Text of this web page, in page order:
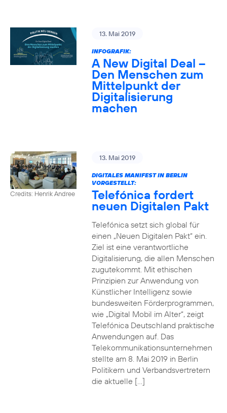
13. Mai 2019
INFOGRAFIK:
A New Digital Deal –
Den Menschen zum
Mittelpunkt der
Digitalisierung
machen
Credits: Henrik Andree
13. Mai 2019
DIGITALES MANIFEST IN BERLIN
VORGESTELLT:
Telefónica fordert
neuen Digitalen Pakt
Telefónica setzt sich global für
einen „Neuen Digitalen Pakt“ ein.
Ziel ist eine verantwortliche
Digitalisierung, die allen Menschen
zugutekommt. Mit ethischen
Prinzipien zur Anwendung von
Künstlicher Intelligenz sowie
bundesweiten Förderprogrammen,
wie „Digital Mobil im Alter“, zeigt
Telefónica Deutschland praktische
Anwendungen auf. Das
Telekommunikationsunternehmen
stellte am 8. Mai 2019 in Berlin
Politikern und Verbandsvertretern
die aktuelle […]